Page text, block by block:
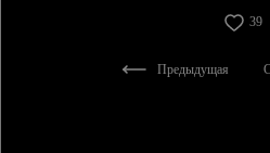
39
Предыдущая